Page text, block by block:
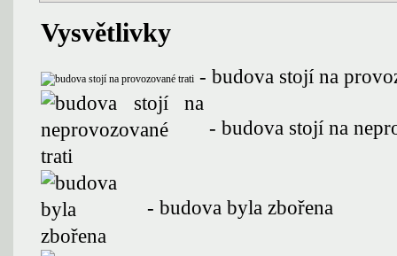
Vysvětlivky
- budova stojí na
- budova stojí na
- budova byla zbořena